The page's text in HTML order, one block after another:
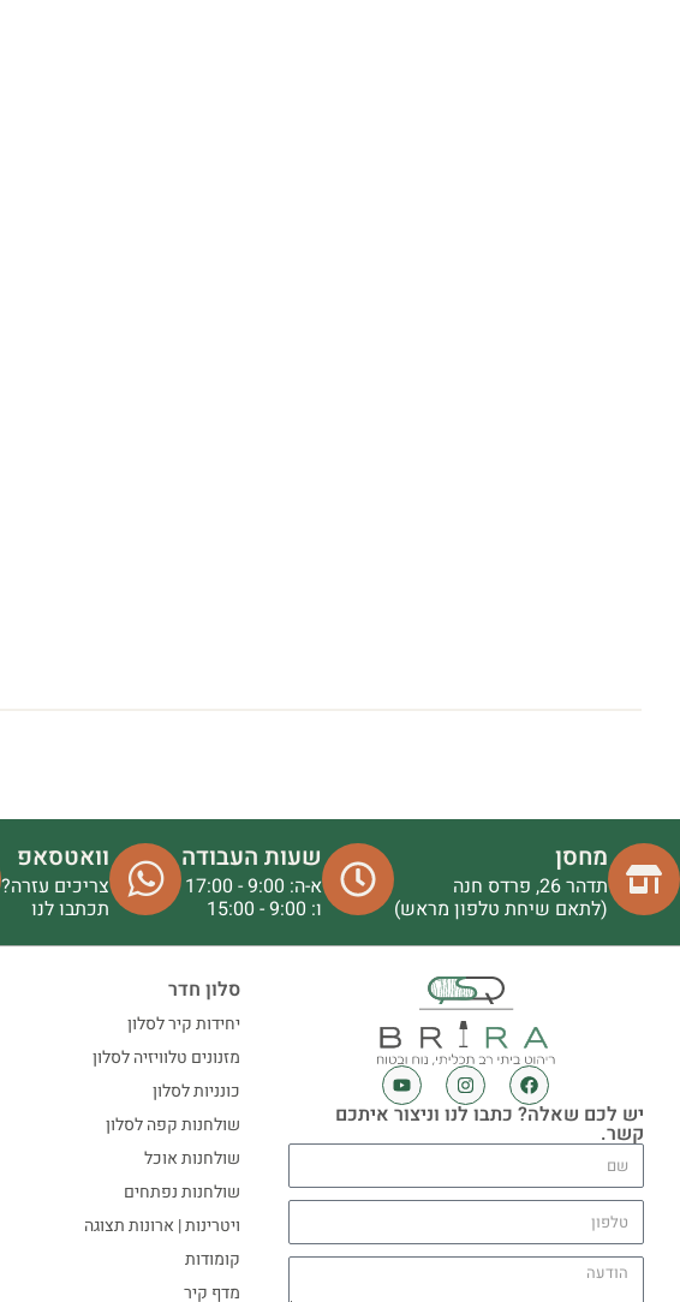
מחסן
תדהר 26, פרדס חנה
(לתאם שיחת טלפון מראש)
שעות העבודה
א-ה: 9:00 - 17:00
ו: 9:00 - 15:00
וואטסאפ
צריכים עזרה?
תכתבו לנו
יש לכם שאלה? כתבו לנו וניצור איתכם
קשר.
סלון חדר
יחידות קיר לסלון
מזנונים טלוויזיה לסלון
כונניות לסלון
שולחנות קפה לסלון
שולחנות אוכל
שולחנות נפתחים
ויטרינות | ארונות תצוגה
קומודות
מדף קיר